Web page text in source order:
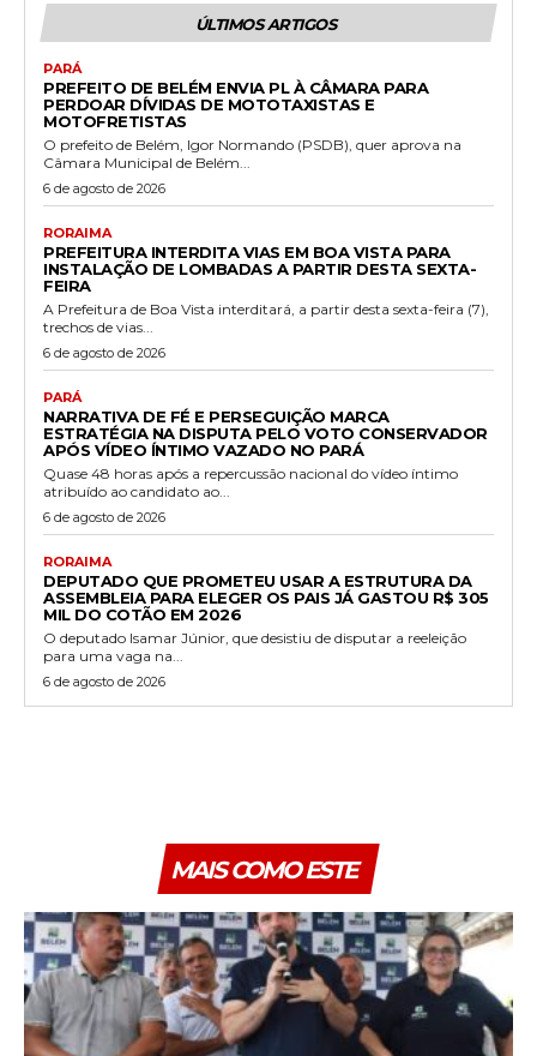
ÚLTIMOS ARTIGOS
PARÁ
PREFEITO DE BELÉM ENVIA PL À CÂMARA PARA
PERDOAR DÍVIDAS DE MOTOTAXISTAS E
MOTOFRETISTAS
O prefeito de Belém, Igor Normando (PSDB), quer aprova na
Câmara Municipal de Belém...
6 de agosto de 2026
RORAIMA
PREFEITURA INTERDITA VIAS EM BOA VISTA PARA
INSTALAÇÃO DE LOMBADAS A PARTIR DESTA SEXTA-
FEIRA
A Prefeitura de Boa Vista interditará, a partir desta sexta-feira (7),
trechos de vias...
6 de agosto de 2026
PARÁ
NARRATIVA DE FÉ E PERSEGUIÇÃO MARCA
ESTRATÉGIA NA DISPUTA PELO VOTO CONSERVADOR
APÓS VÍDEO ÍNTIMO VAZADO NO PARÁ
Quase 48 horas após a repercussão nacional do vídeo íntimo
atribuído ao candidato ao...
6 de agosto de 2026
RORAIMA
DEPUTADO QUE PROMETEU USAR A ESTRUTURA DA
ASSEMBLEIA PARA ELEGER OS PAIS JÁ GASTOU R$ 305
MIL DO COTÃO EM 2026
O deputado Isamar Júnior, que desistiu de disputar a reeleição
para uma vaga na...
6 de agosto de 2026
MAIS COMO ESTE